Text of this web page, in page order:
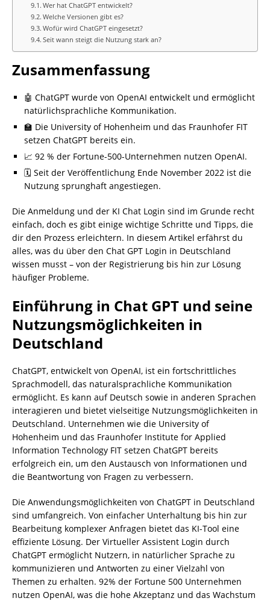
Wer hat ChatGPT entwickelt?
Welche Versionen gibt es?
Wofür wird ChatGPT eingesetzt?
Seit wann steigt die Nutzung stark an?
Zusammenfassung
🤖 ChatGPT wurde von OpenAI entwickelt und ermöglicht
natürlichsprachliche Kommunikation.
🏫 Die University of Hohenheim und das Fraunhofer FIT
setzen ChatGPT bereits ein.
📈 92 % der Fortune-500-Unternehmen nutzen OpenAI.
🗓️ Seit der Veröffentlichung Ende November 2022 ist die
Nutzung sprunghaft angestiegen.
Die Anmeldung und der KI Chat Login sind im Grunde recht
einfach, doch es gibt einige wichtige Schritte und Tipps, die
dir den Prozess erleichtern. In diesem Artikel erfährst du
alles, was du über den Chat GPT Login in Deutschland
wissen musst – von der Registrierung bis hin zur Lösung
häufiger Probleme.
Einführung in Chat GPT und seine
Nutzungsmöglichkeiten in
Deutschland
ChatGPT, entwickelt von OpenAI, ist ein fortschrittliches
Sprachmodell, das naturalsprachliche Kommunikation
ermöglicht. Es kann auf Deutsch sowie in anderen Sprachen
interagieren und bietet vielseitige Nutzungsmöglichkeiten in
Deutschland. Unternehmen wie die University of
Hohenheim und das Fraunhofer Institute for Applied
Information Technology FIT setzen ChatGPT bereits
erfolgreich ein, um den Austausch von Informationen und
die Beantwortung von Fragen zu verbessern.
Die Anwendungsmöglichkeiten von ChatGPT in Deutschland
sind umfangreich. Von einfacher Unterhaltung bis hin zur
Bearbeitung komplexer Anfragen bietet das KI-Tool eine
effiziente Lösung. Der Virtueller Assistent Login durch
ChatGPT ermöglicht Nutzern, in natürlicher Sprache zu
kommunizieren und Antworten zu einer Vielzahl von
Themen zu erhalten. 92% der Fortune 500 Unternehmen
nutzen OpenAI, was die hohe Akzeptanz und das Wachstum